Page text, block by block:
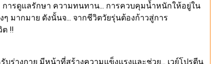
ารดูแลรักษา ความทนทาน… การควบคุมน้ำหนักให้อยู่ใน
มากมาย ดังนั้นจ… จากชีวิตวัยรุ่นต้องก้าวสู่การ
!!
ร่างกาย มีหน้าที่สร้างความแข็งแรงและช่วย… เวย์โปรตีน